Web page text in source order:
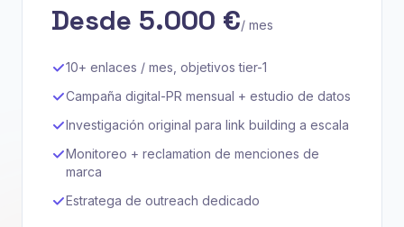
Desde 5.000 €/ mes
10+ enlaces / mes, objetivos tier-1
Campaña digital-PR mensual + estudio de datos
Investigación original para link building a escala
Monitoreo + reclamation de menciones de
marca
Estratega de outreach dedicado